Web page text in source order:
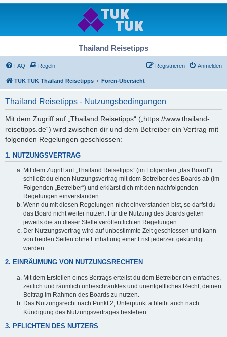
Thailand Reisetipps
FAQ Regeln Anmelden
Registrieren
TUK TUK Thailand Reisetipps Foren-Übersicht
Thailand Reisetipps - Nutzungsbedingungen
Mit dem Zugriff auf „Thailand Reisetipps“ („https://www.thailand-
reisetipps.de“) wird zwischen dir und dem Betreiber ein Vertrag mit
folgenden Regelungen geschlossen:
1. NUTZUNGSVERTRAG
Mit dem Zugriff auf „Thailand Reisetipps“ (im Folgenden „das Board“)
schließt du einen Nutzungsvertrag mit dem Betreiber des Boards ab (im
Folgenden „Betreiber“) und erklärst dich mit den nachfolgenden
Regelungen einverstanden.
Wenn du mit diesen Regelungen nicht einverstanden bist, so darfst du
das Board nicht weiter nutzen. Für die Nutzung des Boards gelten
jeweils die an dieser Stelle veröffentlichten Regelungen.
Der Nutzungsvertrag wird auf unbestimmte Zeit geschlossen und kann
von beiden Seiten ohne Einhaltung einer Frist jederzeit gekündigt
werden.
2. EINRÄUMUNG VON NUTZUNGSRECHTEN
Mit dem Erstellen eines Beitrags erteilst du dem Betreiber ein einfaches,
zeitlich und räumlich unbeschränktes und unentgeltliches Recht, deinen
Beitrag im Rahmen des Boards zu nutzen.
Das Nutzungsrecht nach Punkt 2, Unterpunkt a bleibt auch nach
Kündigung des Nutzungsvertrages bestehen.
3. PFLICHTEN DES NUTZERS